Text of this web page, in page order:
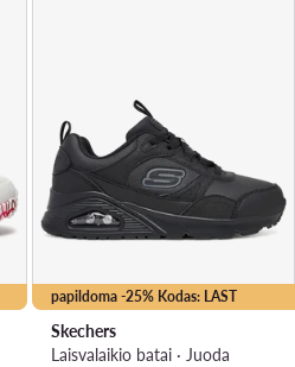
papildoma -25% Kodas: LAST
Skechers
Laisvalaikio batai · Juoda